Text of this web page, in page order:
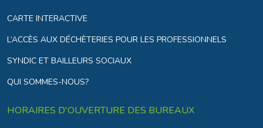
CARTE INTERACTIVE
L’ACCÈS AUX DÉCHÈTERIES POUR LES PROFESSIONNELS
SYNDIC ET BAILLEURS SOCIAUX
QUI SOMMES-NOUS?
HORAIRES D'OUVERTURE DES BUREAUX